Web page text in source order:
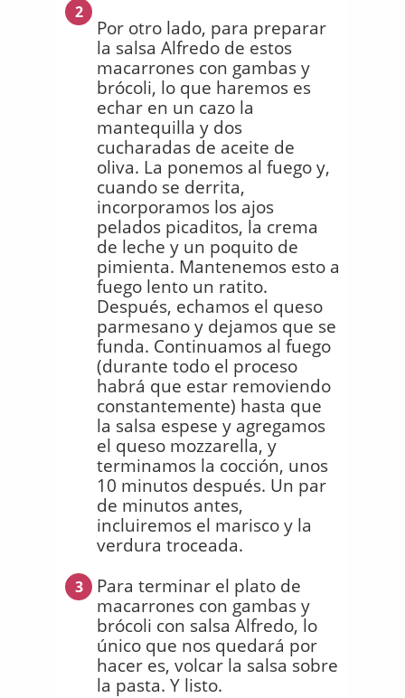
2
Por otro lado, para preparar
la salsa Alfredo de estos
macarrones con gambas y
brócoli, lo que haremos es
echar en un cazo la
mantequilla y dos
cucharadas de aceite de
oliva. La ponemos al fuego y,
cuando se derrita,
incorporamos los ajos
pelados picaditos, la crema
de leche y un poquito de
pimienta. Mantenemos esto a
fuego lento un ratito.
Después, echamos el queso
parmesano y dejamos que se
funda. Continuamos al fuego
(durante todo el proceso
habrá que estar removiendo
constantemente) hasta que
la salsa espese y agregamos
el queso mozzarella, y
terminamos la cocción, unos
10 minutos después. Un par
de minutos antes,
incluiremos el marisco y la
verdura troceada.
3
Para terminar el plato de
macarrones con gambas y
brócoli con salsa Alfredo, lo
único que nos quedará por
hacer es, volcar la salsa sobre
la pasta. Y listo.